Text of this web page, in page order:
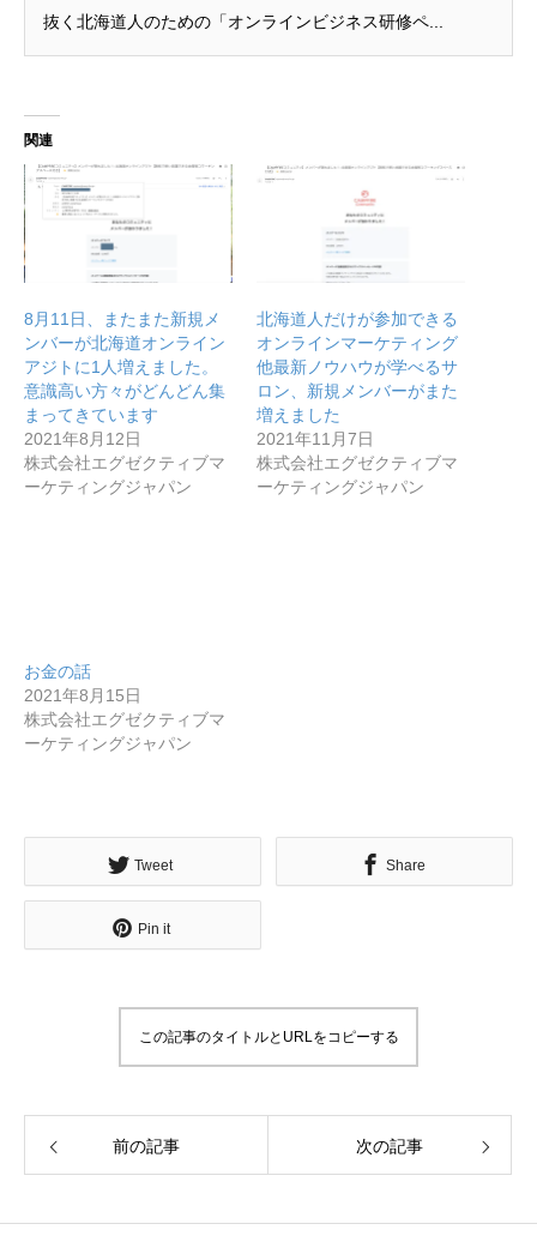
抜く北海道人のための「オンラインビジネス研修ペ...
関連
8月11日、またまた新規メ
ンバーが北海道オンライン
アジトに1人増えました。
意識高い方々がどんどん集
まってきています
2021年8月12日
株式会社エグゼクティブマ
ーケティングジャパン
北海道人だけが参加できる
オンラインマーケティング
他最新ノウハウが学べるサ
ロン、新規メンバーがまた
増えました
2021年11月7日
株式会社エグゼクティブマ
ーケティングジャパン
お金の話
2021年8月15日
株式会社エグゼクティブマ
ーケティングジャパン
Tweet Share
Pin it
この記事のタイトルとURLをコピーする
前の記事 次の記事